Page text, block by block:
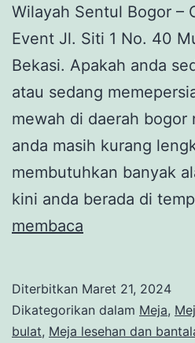
Wilayah Sentul Bogor –
Event Jl. Siti 1 No. 40
Bekasi. Apakah anda
atau sedang
mewah di daerah bogor
anda masih kurang
membutuhkan banyak
kini anda berada di
membaca
Cover
Gold
Diterbitkan Maret 21, 2024
Dikategorikan dalam Meja,
bulat, Meja lesehan dan